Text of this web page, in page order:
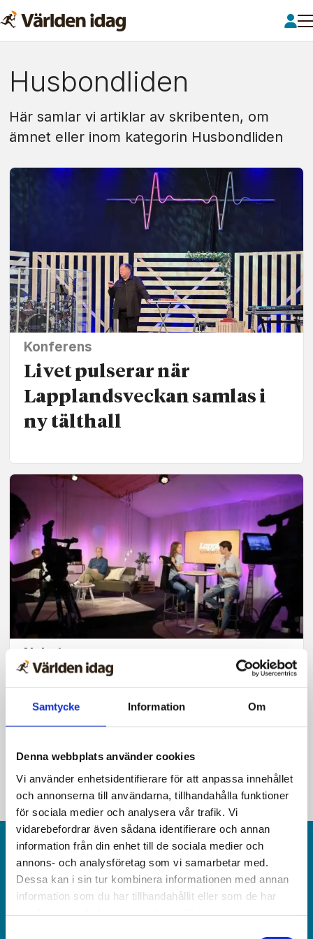
Samtycke Information Om
Denna webbplats använder cookies
Vi använder enhetsidentifierare för att anpassa innehållet
och annonserna till användarna, tillhandahålla funktioner
för sociala medier och analysera vår trafik. Vi
vidarebefordrar även sådana identifierare och annan
information från din enhet till de sociala medier och
annons- och analysföretag som vi samarbetar med.
Dessa kan i sin tur kombinera informationen med annan
information som du har tillhandahållit eller som de har
Om:
husbondliden
Husbondliden
Här samlar vi artiklar av skribenten, om
ämnet eller inom kategorin Husbondliden
Konferens
Livet pulserar när
Lapplands­veckan samlas i
ny tälthall
Nyheter
Lappis nådde ny publik med
sändning via webb och tv
Världen idag är en rikstäckande